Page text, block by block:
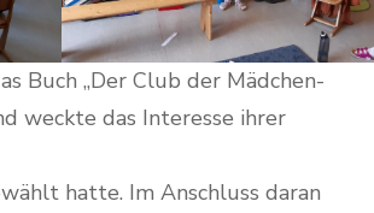
Buch „Der Club der Mädchen-
weckte das Interesse ihrer
hatte. Im Anschluss daran